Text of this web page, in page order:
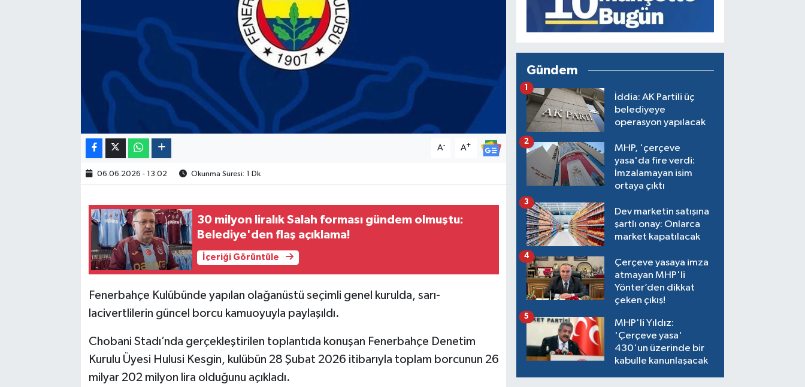
A- A+
06.06.2026 - 13:02 Okunma Süresi: 1 Dk
30 milyon liralık Salah forması gündem olmuştu:
Belediye'den flaş açıklama!
İçeriği Görüntüle
Fenerbahçe Kulübünde yapılan olağanüstü seçimli genel kurulda, sarı-
lacivertlilerin güncel borcu kamuoyuyla paylaşıldı.
Chobani Stadı’nda gerçekleştirilen toplantıda konuşan Fenerbahçe Denetim
Kurulu Üyesi Hulusi Kesgin, kulübün 28 Şubat 2026 itibarıyla toplam borcunun 26
milyar 202 milyon lira olduğunu açıkladı.
Gündem
İddia: AK Partili üç
belediyeye
operasyon yapılacak
1
MHP, 'çerçeve
yasa'da fire verdi:
İmzalamayan isim
ortaya çıktı
2
Dev marketin satışına
şartlı onay: Onlarca
market kapatılacak
3
Çerçeve yasaya imza
atmayan MHP'li
Yönter’den dikkat
çeken çıkış!
4
MHP'li Yıldız:
'Çerçeve yasa'
430'un üzerinde bir
kabulle kanunlaşacak
5
Çalışma Hayatı
2024 Seçim Sonuçları